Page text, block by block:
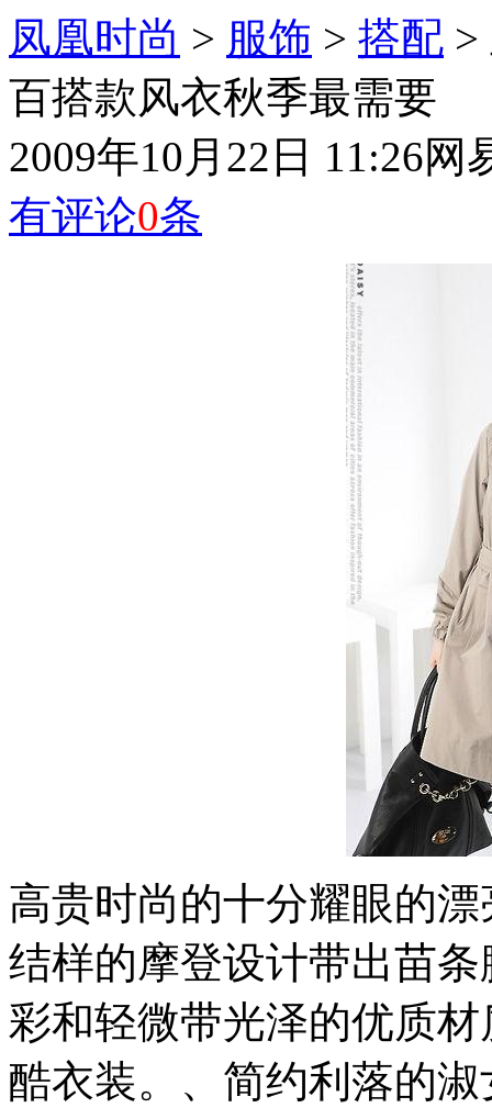
凤凰时尚 > 服饰 > 搭配 >
百搭款风衣秋季最需要
2009年10月22日 11:26网
有评论0条
高贵时尚的十分耀眼的
结样的摩登设计带出苗
彩和轻微带光泽的优质
酷衣装。、简约利落的